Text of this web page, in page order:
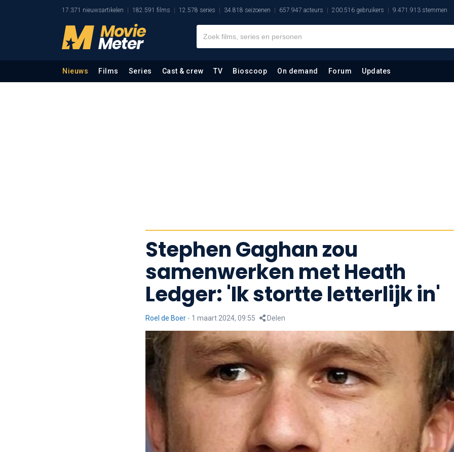
17.371 nieuwsartikelen 182.591 films 12.578 series 34.818 seizoenen 657.947 acteurs 200.516 gebruikers 9.471.913 stemmen
Nieuws Films Series Cast & crew TV Bioscoop On demand Forum Updates
Stephen Gaghan zou
samenwerken met Heath
Ledger: 'Ik stortte letterlijk in'
Roel de Boer - 1 maart 2024, 09:55 Delen